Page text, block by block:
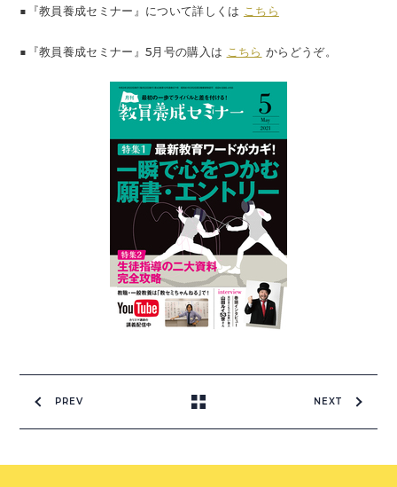
■『教員養成セミナー』について詳しくは こちら
■『教員養成セミナー』5月号の購入は こちら からどうぞ。
PREV NEXT